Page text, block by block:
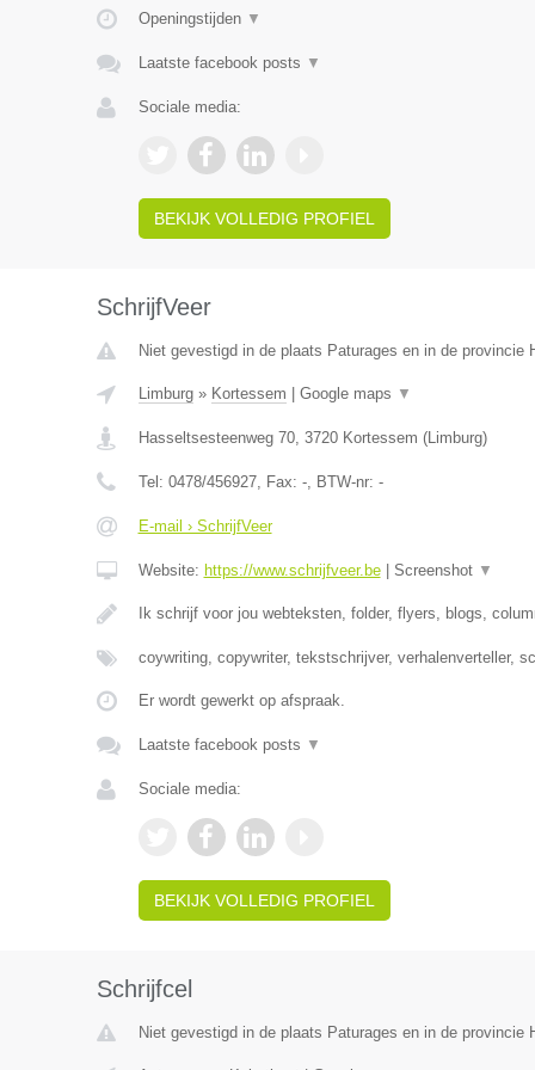
Openingstijden ▼
Laatste facebook posts ▼
Sociale media:
BEKIJK VOLLEDIG PROFIEL
SchrijfVeer
Niet gevestigd in de plaats Paturages en in de provincie
Limburg» Kortessem Google maps ▼
Hasseltsesteenweg 70, 3720 Kortessem (Limburg)
Tel: 0478/456927, Fax: -, BTW-nr: -
E-mail › SchrijfVeer
Website: https://www.schrijfveer.be| Screenshot ▼
Ik schrijf voor jou webteksten, folder, flyers, blogs,
coywriting, copywriter, tekstschrijver, verhalenverteller,
Er wordt gewerkt op afspraak.
Laatste facebook posts ▼
Sociale media:
BEKIJK VOLLEDIG PROFIEL
Schrijfcel
Niet gevestigd in de plaats Paturages en in de provincie